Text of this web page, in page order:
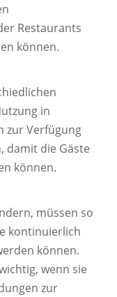
Restaurants
können.
in
zur Verfügung
damit die Gäste
können.
müssen so
kontinuierlich
können.
wenn sie
zur